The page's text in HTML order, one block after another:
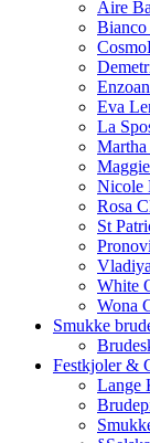
Aire
Eva
La
Nicole
Rosa
St
White
Wona
Smukke
Festkjoler &
Lange